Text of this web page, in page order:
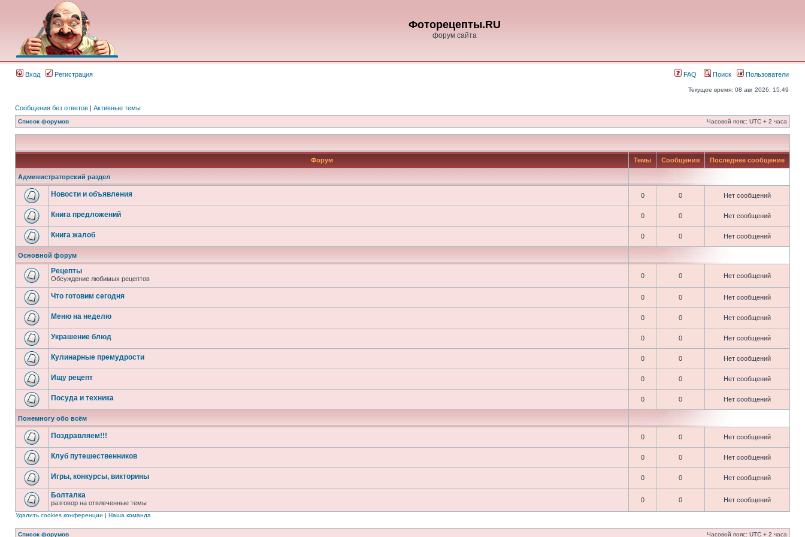
Фоторецепты.RU
форум сайта
Вход Регистрация FAQ Поиск Пользователи
Текущее время: 08 авг 2026, 15:49
Сообщения без ответов | Активные темы
Список форумов Часовой пояс: UTC + 2 часа
Форум Темы Сообщения Последнее сообщение
Администраторский раздел
Новости и объявления 0 0 Нет сообщений
Книга предложений 0 0 Нет сообщений
Книга жалоб 0 0 Нет сообщений
Основной форум
Рецепты
Обсуждение любимых рецептов 0 0 Нет сообщений
Что готовим сегодня 0 0 Нет сообщений
Меню на неделю 0 0 Нет сообщений
Украшение блюд 0 0 Нет сообщений
Кулинарные премудрости 0 0 Нет сообщений
Ищу рецепт 0 0 Нет сообщений
Посуда и техника 0 0 Нет сообщений
Понемногу обо всём
Поздравляем!!! 0 0 Нет сообщений
Клуб путешественников 0 0 Нет сообщений
Игры, конкурсы, викторины 0 0 Нет сообщений
Болталка
разговор на отвлеченные темы 0 0 Нет сообщений
Удалить cookies конференции | Наша команда
Список форумов Часовой пояс: UTC + 2 часа